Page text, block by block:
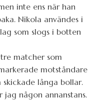
inte ens när han
Nikola användes i
som slogs i botten
matcher som
motståndare
långa bollar.
jag någon annanstans.